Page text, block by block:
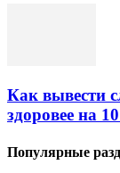
Как вывести
здоровее на
Популярные